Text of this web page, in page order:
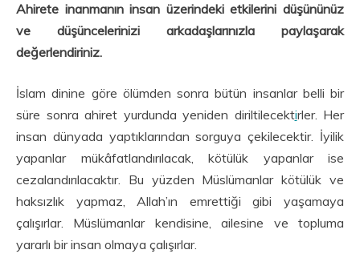
Ahirete inanmanın insan üzerindeki etkilerini düşününüz
ve düşüncelerinizi arkadaşlarınızla paylaşarak
değerlendiriniz.
İslam dinine göre ölümden sonra bütün insanlar belli bir
süre sonra ahiret yurdunda yeniden diriltilecektirler. Her
insan dünyada yaptıklarından sorguya çekilecektir. İyilik
yapanlar mükâfatlandırılacak, kötülük yapanlar ise
cezalandırılacaktır. Bu yüzden Müslümanlar kötülük ve
haksızlık yapmaz, Allah’ın emrettiği gibi yaşamaya
çalışırlar. Müslümanlar kendisine, ailesine ve topluma
yararlı bir insan olmaya çalışırlar.